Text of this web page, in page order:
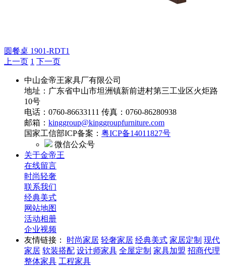
圆餐桌 1901-RDT1
上一页 1 下一页
中山金帝王家具厂有限公司
地址：广东省中山市坦洲镇新前进村第三工业区火炬路
10号
电话：0760-86633111 传真：0760-86280938
邮箱： kinggroup@kinggroupfurniture.com
国家工信部ICP备案： 粤ICP备14011827号
微信公众号
关于金帝王
在线留言
时尚轻奢
联系我们
经典美式
网站地图
活动相册
企业视频
友情链接：
时尚家居 轻奢家居 经典美式 家居定制 现代
家居 软装搭配 设计师家具 全屋定制 家具加盟 招商代理
整体家具 工程家具